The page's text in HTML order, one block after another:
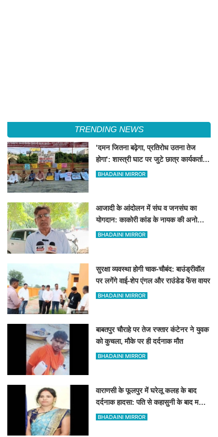
TRENDING NEWS
'दमन जितना बढ़ेगा, प्रतिरोध उतना तेज
होगा': शास्त्री घाट पर जुटे छात्र कार्यकर्ताओं
की केंद्र को ललकार
BHADAINI MIRROR
आजादी के आंदोलन में संघ व जनसंघ का
योगदान: काकोरी कांड के नायक की अनोखी
दास्तां
BHADAINI MIRROR
सुरक्षा व्यवस्था होगी चाक-चौबंद: बाउंड्रीवॉल
पर लगेंगे वाई-शेप एंगल और राउंडेड फेंस वायर
BHADAINI MIRROR
बाबतपुर चौराहे पर तेज रफ्तार कंटेनर ने युवक
को कुचला, मौके पर ही दर्दनाक मौत
BHADAINI MIRROR
वाराणसी के फूलपुर में घरेलू कलह के बाद
दर्दनाक हादसा: पति से कहासुनी के बाद महिला
ने लगाई फांसी
BHADAINI MIRROR